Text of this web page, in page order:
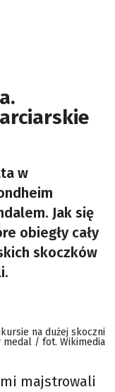
w
Jak się
obiegły cały
skoczków
na dużej skoczni
medal / fot. Wikimedia
majstrowali